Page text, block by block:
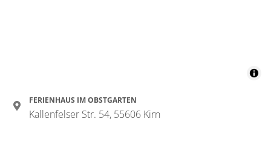
FERIENHAUS IM OBSTGARTEN
Kallenfelser Str. 54, 55606 Kirn